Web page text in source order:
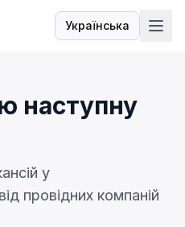
Українська
Мова
наступну
у
провідних компаній